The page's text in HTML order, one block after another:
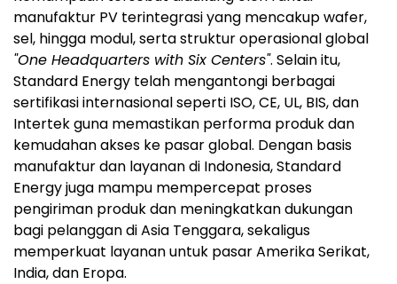
manufaktur PV terintegrasi yang mencakup wafer,
sel, hingga modul, serta struktur operasional global
"One Headquarters with Six Centers". Selain itu,
Standard Energy telah mengantongi berbagai
sertifikasi internasional seperti ISO, CE, UL, BIS, dan
Intertek guna memastikan performa produk dan
kemudahan akses ke pasar global. Dengan basis
manufaktur dan layanan di Indonesia, Standard
Energy juga mampu mempercepat proses
pengiriman produk dan meningkatkan dukungan
bagi pelanggan di Asia Tenggara, sekaligus
memperkuat layanan untuk pasar Amerika Serikat,
India, dan Eropa.